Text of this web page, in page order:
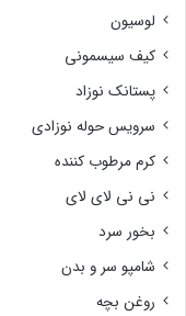
لوسیون
کیف سیسمونی
پستانک نوزاد
سرویس حوله نوزادی
کرم مرطوب کننده
نی نی لای لای
بخور سرد
شامپو سر و بدن
روغن بچه